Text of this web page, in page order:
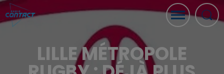
LILLE MÉTROPOLE